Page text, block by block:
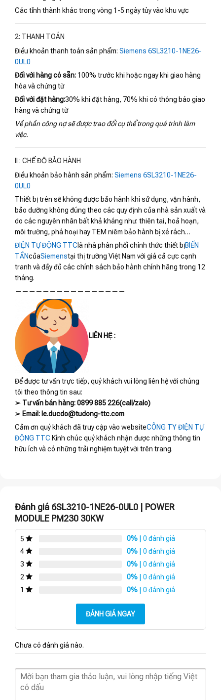
Các tỉnh thành khác trong vòng 1-5 ngày tùy vào khu vực
2: THANH TOÁN
Điều khoản thanh toán sản phẩm: Siemens 6SL3210-1NE26-
0UL0
Đối với hàng có sẵn: 100% trước khi hoặc ngay khi giao hàng
hóa và chứng từ
Đối với đặt hàng:30% khi đặt hàng, 70% khi có thông báo giao
hàng và chứng từ
Về phần công nợ sẽ được trao đổi cụ thể trong quá trình làm
việc.
II : CHẾ ĐỘ BẢO HÀNH
Điều khoản bảo hành sản phẩm: Siemens 6SL3210-1NE26-
0UL0
Thiết bị trên sẽ không được bảo hành khi sử dụng, vận hành,
bảo dưỡng không đúng theo các quy định của nhà sản xuất và
do các nguyên nhân bất khả kháng như: thiên tai, hoả hoạn,
môi trường, phá hoại hay TEM niêm bảo hành bị xé rách…
ĐIỆN TỰ ĐỘNG TTC là nhà phân phối chính thức thiết bịBIẾN
TẦNcủaSiemenstại thị trường Việt Nam với giá cả cực cạnh
tranh và đầy đủ các chính sách bảo hành chính hãng trong 12
tháng.
————————————————
LIÊN HỆ :
Để được tư vấn trực tiếp, quý khách vui lòng liên hệ với chúng
tôi theo thông tin sau:
➢ Tư vấn bán hàng: 0899 885 226(call/zalo)
➢ Email: le.ducdo@tudong-ttc.com
Cảm ơn quý khách đã truy cập vào websiteCÔNG TY ĐIỆN TỰ
ĐỘNG TTC Kính chúc quý khách nhận được những thông tin
hữu ích và có những trải nghiệm tuyệt vời trên trang.
Đánh giá 6SL3210-1NE26-0UL0 | POWER
MODULE PM230 30KW
5 0% | 0 đánh giá
4
0% | 0 đánh giá
3
0% | 0 đánh giá
2
0% | 0 đánh giá
1
0% | 0 đánh giá
ĐÁNH GIÁ NGAY
Chưa có đánh giá nào.